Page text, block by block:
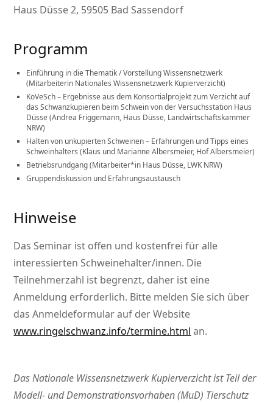
Haus Düsse 2, 59505 Bad Sassendorf
Programm
Einführung in die Thematik / Vorstellung Wissensnetzwerk
(Mitarbeiterin Nationales Wissensnetzwerk Kupierverzicht)
KoVeSch – Ergebnisse aus dem Konsortialprojekt zum Verzicht auf
das Schwanzkupieren beim Schwein von der Versuchsstation Haus
Düsse (Andrea Friggemann, Haus Düsse, Landwirtschaftskammer
NRW)
Halten von unkupierten Schweinen – Erfahrungen und Tipps eines
Schweinhalters (Klaus und Marianne Albersmeier, Hof Albersmeier)
Betriebsrundgang (Mitarbeiter*in Haus Düsse, LWK NRW)
Gruppendiskussion und Erfahrungsaustausch
Hinweise
Das Seminar ist offen und kostenfrei für alle
interessierten Schweinehalter/innen. Die
Teilnehmerzahl ist begrenzt, daher ist eine
Anmeldung erforderlich. Bitte melden Sie sich über
das Anmeldeformular auf der Website
www.ringelschwanz.info/termine.html an.
Das Nationale Wissensnetzwerk Kupierverzicht ist Teil der
Modell- und Demonstrationsvorhaben (MuD) Tierschutz